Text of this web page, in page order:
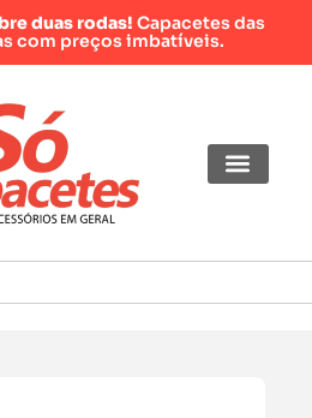
duas rodas! Capacetes das
com preços imbatíveis.